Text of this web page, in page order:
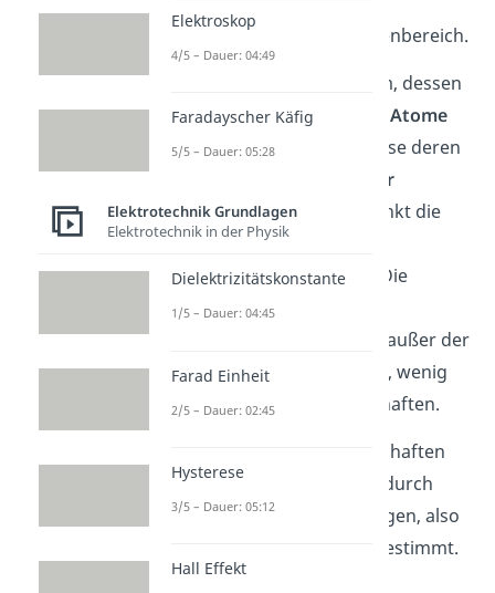
Überblick über den Themenbereich.
ist ein Medium, dessen
Ladungsträgerfest an die Atome
gebunden, beziehungsweise deren
Kristallgitter
eingebaut sind. Das schränkt die
Bewegungsfreiheit der
Ladungsträgerstark ein. Die
meisten nicht Metalle sind
. Daher gibt es, außer der
elektrischen
, wenig
allgemein gültige Eigenschaften.
Die physikalischen Eigenschaften
einesHalbleiters
werden durch
dessen chemische Bindungen, also
deren atomaren Aufbau bestimmt.
Halbleiter
Elektroskop
4/5 – Dauer: 04:49
Faradayscher Käfig
5/5 – Dauer: 05:28
Elektrotechnik Grundlagen
Elektrotechnik in der Physik
Dielektrizitätskonstante
1/5 – Dauer: 04:45
Farad Einheit
2/5 – Dauer: 02:45
Hysterese
3/5 – Dauer: 05:12
Hall Effekt